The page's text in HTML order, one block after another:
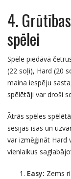
4.
spēlei
Spēle piedāvā
(22 soļi), Hard (20
maina iespēju
spēlētāji var droši
Ātrās spēles
sesijas īsas un
var izmēģināt Hard
vienlaikus
Easy: Zems